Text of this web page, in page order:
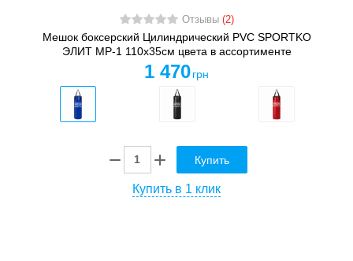
Отзывы (2)
Мешок боксерский Цилиндрический PVC SPORTKO
ЭЛИТ MP-1 110х35см цвета в ассортименте
1 470 грн
Купить
Купить в 1 клик